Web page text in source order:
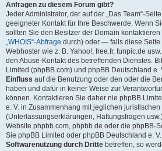
Anfragen zu diesem Forum gibt?
Jeder Administrator, der auf der „Das Team“-
geeigneter Kontakt für Ihre Beschwerde. Wenn
sollten Sie den Besitzer der Domain
„WHOIS“-Abfrage durch) oder — falls diese Seite
Webhoster wie z. B. Yahoo!, free.fr, funpic.de
den Abuse-Kontakt des betreffenden Dienstes.
Limited (phpBB.com) und phpBB Deutschland e.
Einfluss auf die Benutzung oder den oder die
haben und dafür in keiner Weise zur
können. Kontaktieren Sie daher nie phpBB
e. V. in Zusammenhang mit jeglichen juristischen
(Unterlassungserklärungen, Haftungsfragen
Website phpbb.com, phpbb.de oder die phpBB-
Sie phpBB Limited oder phpBB Deutschland e.
Softwarenutzung durch Dritte betreffen, so